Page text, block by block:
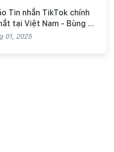
Tin nhắn TikTok chính
tại Việt Nam - Bùng nổ
Tết cùng TikTok và
01, 2025